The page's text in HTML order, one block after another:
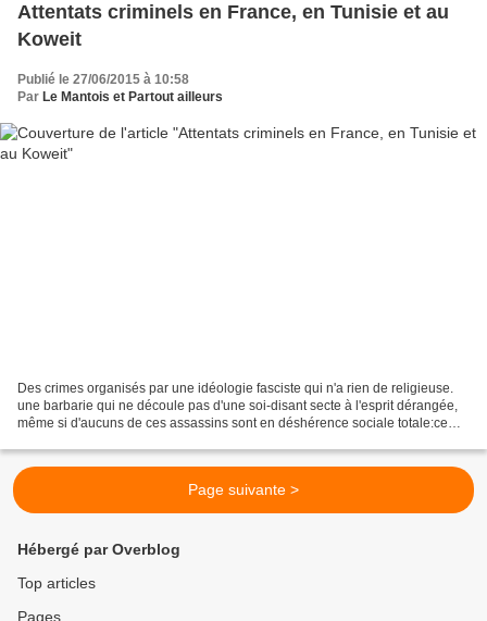
Attentats criminels en France, en Tunisie et au
Koweit
Publié le 27/06/2015 à 10:58
Par Le Mantois et Partout ailleurs
Des crimes organisés par une idéologie fasciste qui n'a rien de religieuse.
une barbarie qui ne découle pas d'une soi-disant secte à l'esprit dérangée,
même si d'aucuns de ces assassins sont en déshérence sociale totale:ce
Page suivante >
Hébergé par Overblog
Top articles
Pages